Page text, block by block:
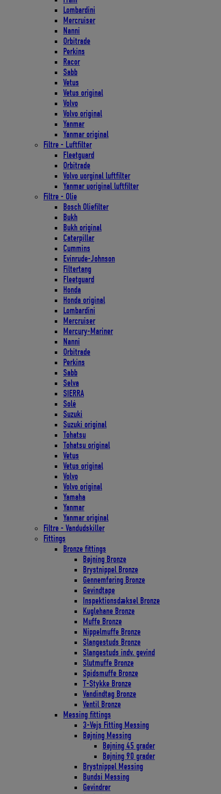
Lombardini
Mercruiser
Nanni
Orbitrade
Perkins
Racor
Sabb
Vetus
Vetus original
Volvo
Volvo original
Yanmar
Yanmar original
Filtre - Luftfilter
Fleetguard
Orbitrade
Volvo uorginal luftfilter
Yanmar uoriginal luftfilter
Filtre - Olie
Bosch Oliefilter
Bukh
Bukh original
Caterpillar
Cummins
Evinrude-Johnson
Filtertang
Fleetguard
Honda
Honda original
Lombardini
Mercruiser
Mercury-Mariner
Nanni
Orbitrade
Perkins
Sabb
Selva
SIERRA
Solé
Suzuki
Suzuki original
Tohatsu
Tohatsu original
Vetus
Vetus original
Volvo
Volvo original
Yamaha
Yanmar
Yanmar original
Filtre - Vandudskiller
Fittings
Bronze fittings
Bøjning Bronze
Brystnippel Bronze
Gennemføring Bronze
Gevindtape
Inspektionsdæksel Bronze
Kuglehane Bronze
Muffe Bronze
Nippelmuffe Bronze
Slangestuds Bronze
Slangestuds indv. gevind
Slutmuffe Bronze
Spidsmuffe Bronze
T-Stykke Bronze
Vandindtag Bronze
Ventil Bronze
Messing fittings
3-Vejs Fitting Messing
Bøjning Messing
Bøjning 45 grader
Bøjning 90 grader
Brystnippel Messing
Bundsi Messing
Gevindrør